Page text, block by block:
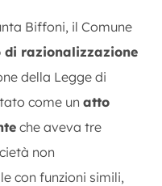
Biffoni, il Comune
di razionalizzazione
della Legge di
come un atto
che aveva tre
non
con funzioni simili,